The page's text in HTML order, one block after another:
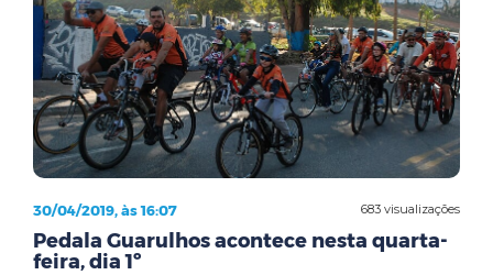
683 visualizações
30/04/2019, às 16:07
Pedala Guarulhos acontece nesta quarta-
feira, dia 1º